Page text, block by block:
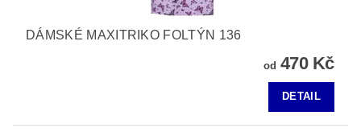
DÁMSKÉ MAXITRIKO FOLTÝN 136
od 470 Kč
DETAIL